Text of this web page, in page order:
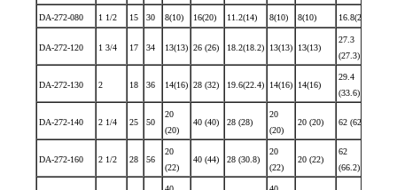
DA-272-080 1 1/2 15 30 8(10) 16(20) 11.2(14) 8(10) 8(10) 16.8(21)
DA-272-120 1 3/4 17 34 13(13) 26 (26) 18.2(18.2) 13(13) 13(13)
27.3
(27.3)
DA-272-130 2 18 36 14(16) 28 (32) 19.6(22.4) 14(16) 14(16)
29.4
(33.6)
DA-272-140 2 1/4 25 50
20
(20)
40 (40) 28 (28)
20
(20)
20 (20) 62 (62)
DA-272-160 2 1/2 28 56
20
(22)
40 (44) 28 (30.8)
20
(22)
20 (22)
62
(66.2)